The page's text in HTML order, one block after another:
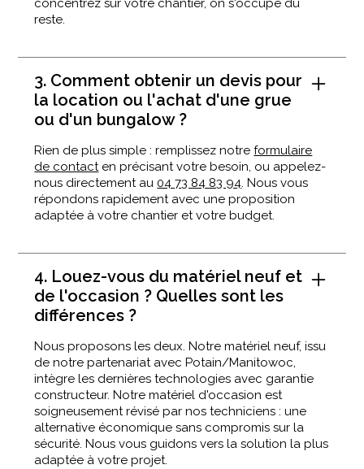
concentrez sur votre chantier, on s'occupe du
reste.
3. Comment obtenir un devis pour
la location ou l'achat d'une grue
ou d'un bungalow ?
Rien de plus simple : remplissez notreformulaire
de contacten précisant votre besoin, ou appelez-
nous directement au 04 73 84 83 94. Nous vous
répondons rapidement avec une proposition
adaptée à votre chantier et votre budget.
4. Louez-vous du matériel neuf et
de l'occasion ? Quelles sont les
différences ?
Nous proposons les deux. Notre matériel neuf, issu
de notre partenariat avec Potain/Manitowoc,
intègre les dernières technologies avec garantie
constructeur. Notre matériel d'occasion est
soigneusement révisé par nos techniciens : une
alternative économique sans compromis sur la
sécurité. Nous vous guidons vers la solution la plus
adaptée à votre projet.